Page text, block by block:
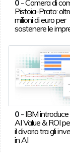
0-Camera di
Pistoia-Prato:
milioni di euro per
sostenere le
0- IBM
AI Value & ROI
il divario tra gli
in AI